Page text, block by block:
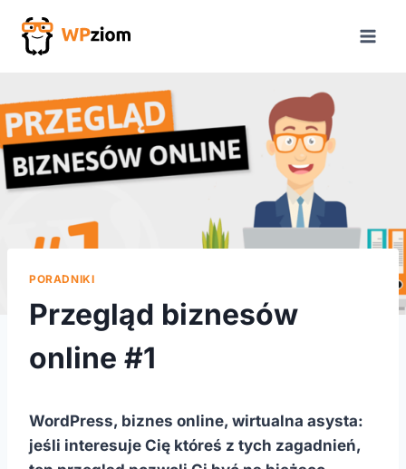
treści
PORADNIKI
Przegląd biznesów
online #1
WordPress, biznes online, wirtualna asysta:
jeśli interesuje Cię któreś z tych zagadnień,